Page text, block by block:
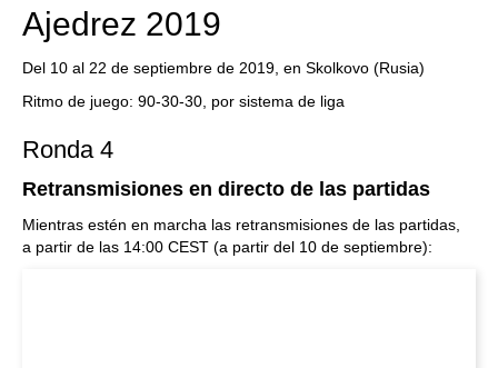
Ajedrez 2019
Del 10 al 22 de septiembre de 2019, en Skolkovo (Rusia)
Ritmo de juego: 90-30-30, por sistema de liga
Ronda 4
Retransmisiones en directo de las partidas
Mientras estén en marcha las retransmisiones de las partidas,
a partir de las 14:00 CEST (a partir del 10 de septiembre):